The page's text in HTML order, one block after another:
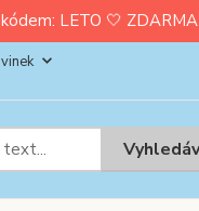
LETO 🤍